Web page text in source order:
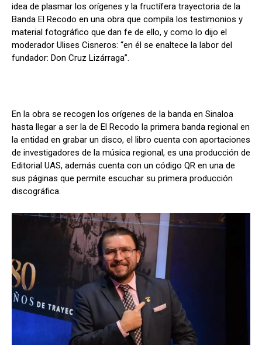
idea de plasmar los orígenes y la fructífera trayectoria de la
Banda El Recodo en una obra que compila los testimonios y
material fotográfico que dan fe de ello, y como lo dijo el
moderador Ulises Cisneros: “en él se enaltece la labor del
fundador: Don Cruz Lizárraga”.
En la obra se recogen los orígenes de la banda en Sinaloa
hasta llegar a ser la de El Recodo la primera banda regional en
la entidad en grabar un disco, el libro cuenta con aportaciones
de investigadores de la música regional, es una producción de
Editorial UAS, además cuenta con un código QR en una de
sus páginas que permite escuchar su primera producción
discográfica.